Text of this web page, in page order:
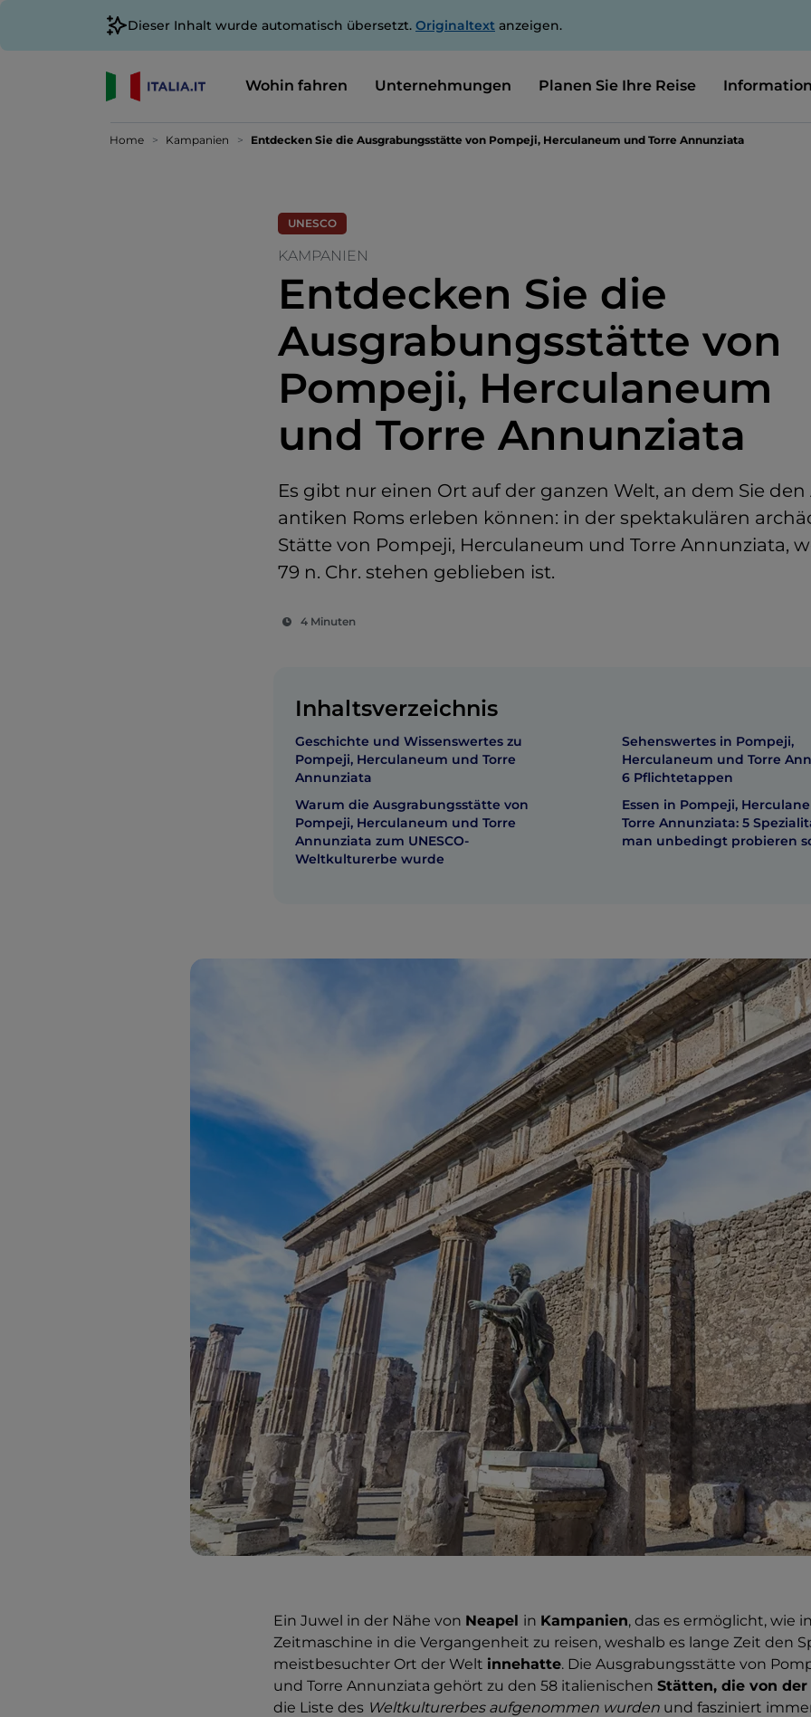
Dieser Inhalt wurde automatisch übersetzt. Originaltext anzeigen.
Wohin fahren Unternehmungen Planen Sie Ihre Reise
Home Kampanien Entdecken Sie die Ausgrabungsstätte von Pompeji, Herculaneum und Torre Annunziata
UNESCO
KAMPANIEN
Entdecken Sie die
Ausgrabungsstätte von
Pompeji, Herculaneum
und Torre Annunziata
Es gibt nur einen Ort auf der ganzen Welt, an dem Sie den
antiken Roms erleben können: in der spektakulären
Stätte von Pompeji, Herculaneum und Torre Annunziata,
79 n. Chr. stehen geblieben ist.
4 Minuten
Inhaltsverzeichnis
Geschichte und Wissenswertes zu
Pompeji, Herculaneum und Torre
Annunziata
Warum die Ausgrabungsstätte von
Pompeji, Herculaneum und Torre
Annunziata zum UNESCO-
Weltkulturerbe wurde
Sehenswertes in Pompeji,
Herculaneum und Torre
6 Pflichtetappen
Essen in Pompeji,
Torre Annunziata: 5
man unbedingt probieren
Ein Juwel in der Nähe von Neapel in Kampanien, das es ermöglicht, wie
Zeitmaschine in die Vergangenheit zu reisen, weshalb es lange Zeit den
meistbesuchter Ort der Welt innehatte. Die Ausgrabungsstätte von
und Torre Annunziata gehört zu den 58 italienischen Stätten, die von der
die Liste des Weltkulturerbes aufgenommen wurden und fasziniert